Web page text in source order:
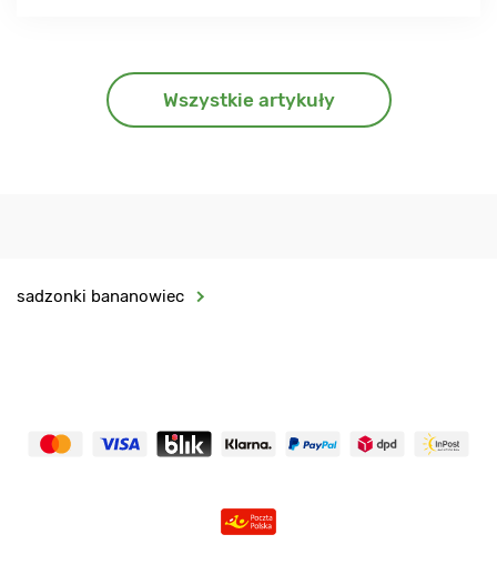
Wszystkie artykuły
sadzonki bananowiec